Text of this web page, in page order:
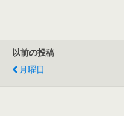
以前の投稿
月曜日